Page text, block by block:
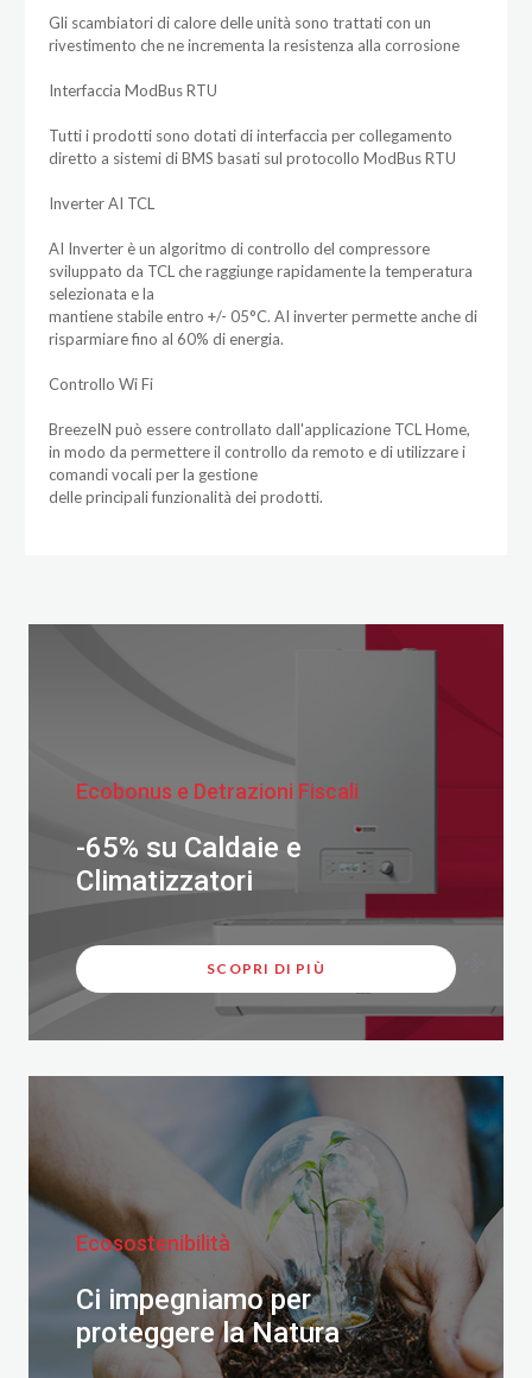
Gli scambiatori di calore delle unità sono trattati con un
rivestimento che ne incrementa la resistenza alla corrosione
Interfaccia ModBus RTU
Tutti i prodotti sono dotati di interfaccia per collegamento
diretto a sistemi di BMS basati sul protocollo ModBus RTU
Inverter AI TCL
AI Inverter è un algoritmo di controllo del compressore
sviluppato da TCL che raggiunge rapidamente la temperatura
selezionata e la
mantiene stabile entro +/- 05°C. AI inverter permette anche di
risparmiare fino al 60% di energia.
Controllo Wi Fi
BreezeIN può essere controllato dall'applicazione TCL Home,
in modo da permettere il controllo da remoto e di utilizzare i
comandi vocali per la gestione
delle principali funzionalità dei prodotti.
Ecobonus e Detrazioni Fiscali
-65% su Caldaie e
Climatizzatori
SCOPRI DI PIÙ
Ecosostenibilità
Ci impegniamo per
proteggere la Natura